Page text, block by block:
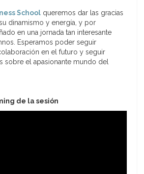
School queremos dar las gracias
dinamismo y energía, y por
en una jornada tan interesante
Esperamos poder seguir
en el futuro y seguir
sobre el apasionante mundo del
de la sesión